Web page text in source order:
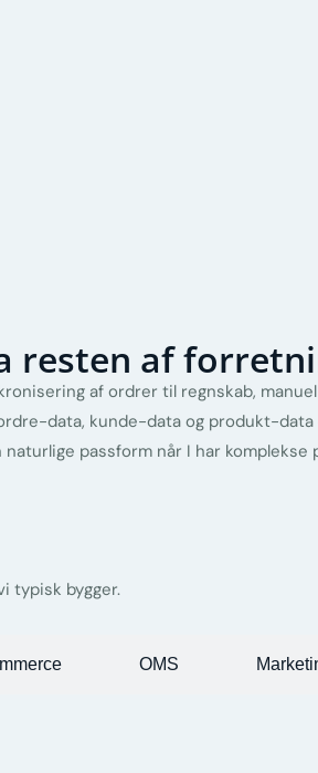
resten af
af ordrer til regnskab,
data, kunde-data og produkt-
passform når I har
typisk bygger.
OMS